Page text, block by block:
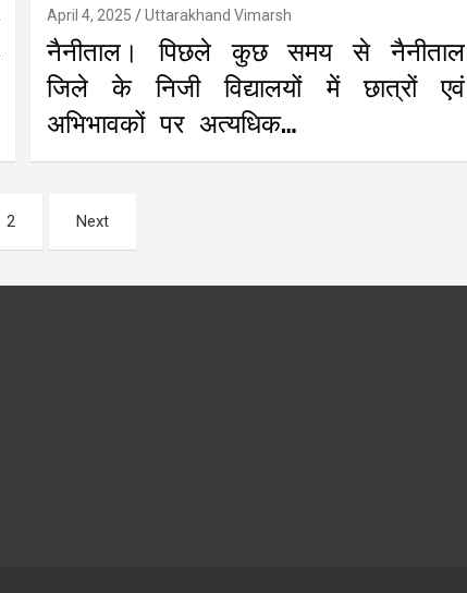
April 4, 2025 Uttarakhand Vimarsh
नैनीताल। पिछले कुछ समय से नैनीताल
जिले के निजी विद्यालयों में छात्रों एवं
अभिभावकों पर अत्यधिक…
2 Next